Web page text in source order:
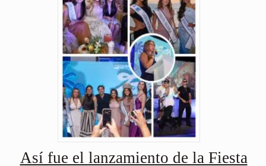
Así fue el lanzamiento de la Fiesta